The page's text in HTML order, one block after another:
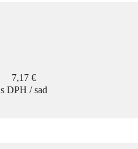
Cena
7,17 €
s DPH / sad